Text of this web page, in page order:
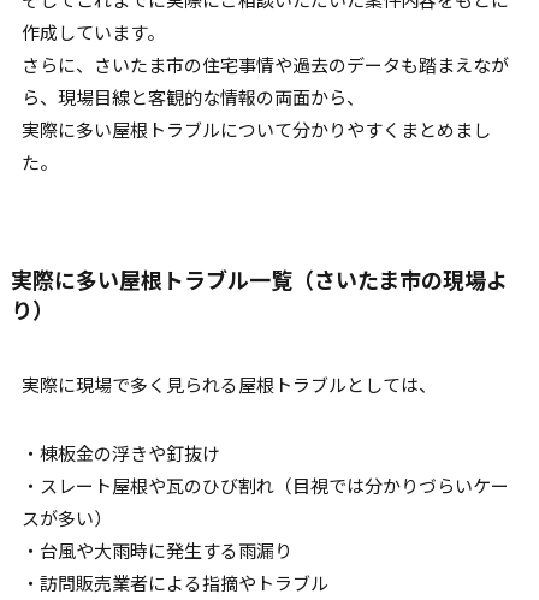
作成しています。
さらに、さいたま市の住宅事情や過去のデータも踏まえなが
ら、現場目線と客観的な情報の両面から、
実際に多い屋根トラブルについて分かりやすくまとめまし
た。
実際に多い屋根トラブル一覧（さいたま市の現場よ
り）
実際に現場で多く見られる屋根トラブルとしては、
・棟板金の浮きや釘抜け
・スレート屋根や瓦のひび割れ（目視では分かりづらいケー
スが多い）
・台風や大雨時に発生する雨漏り
・訪問販売業者による指摘やトラブル